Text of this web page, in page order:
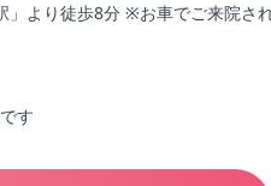
」より徒歩8分 ※お車でご来院さ
す